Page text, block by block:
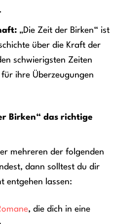
„Die Zeit der Birken“ ist
über die Kraft der
schwierigsten Zeiten
ihre Überzeugungen
Birken“ das richtige
mehreren der folgenden
dann solltest du dir
entgehen lassen:
, die dich in eine